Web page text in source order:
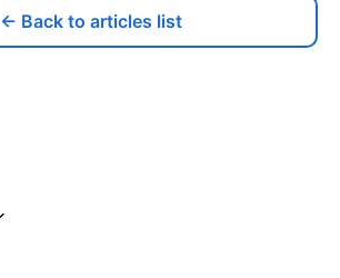
← Back to articles list